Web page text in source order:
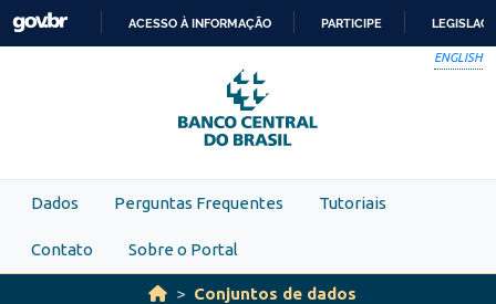
Skip to main content
PARA
O
CONTEÚDO
ACESSO À INFORMAÇÃO PARTICIPE
ENGLISH
Dados Perguntas Frequentes Tutoriais
Contato Sobre o Portal
Conjuntos de dados